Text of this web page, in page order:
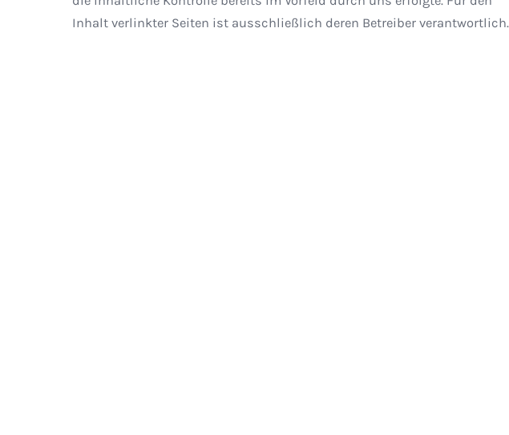
Inhalt verlinkter Seiten ist ausschließlich deren Betreiber verantwortlich.